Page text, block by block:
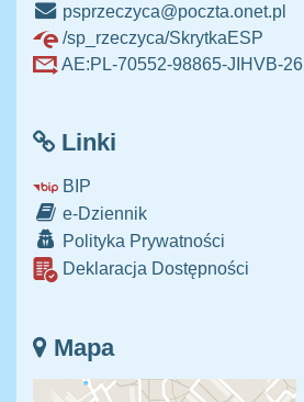
psprzeczyca@poczta.onet.pl
/sp_rzeczyca/SkrytkaESP
AE:PL-70552-98865-JIHVB-26
Linki
BIP
e-Dziennik
Polityka Prywatności
Deklaracja Dostępności
Mapa